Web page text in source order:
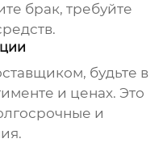
брак, требуйте
будьте в
и ценах. Это
и